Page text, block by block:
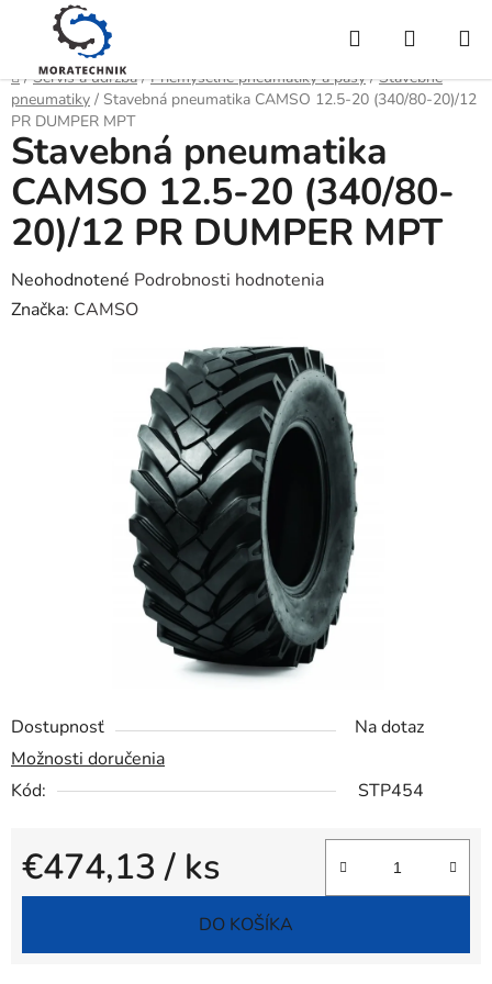
Hľadať
KOŠÍK
Domov
/ Servis a údržba / Priemyselné pneumatiky a pásy / Stavebné
pneumatiky / Stavebná pneumatika CAMSO 12.5-20 (340/80-20)/12
PR DUMPER MPT
Dostupnosť
Na dotaz
Možnosti doručenia
Kód:
STP454
€474,13/ ks
Jednotková cena:
DO KOŠÍKA
Stavebná pneumatika
CAMSO 12.5-20 (340/80-
20)/12 PR DUMPER MPT
Priemerné
hodnotenie
Neohodnotené Podrobnosti hodnotenia
Značka: CAMSO